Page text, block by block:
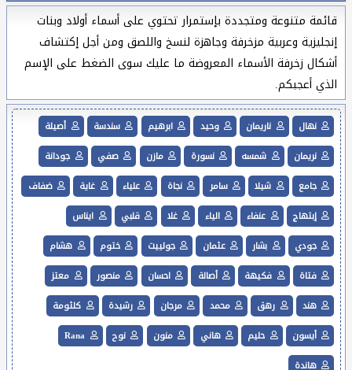
قائمة متنوعة ومتجددة بإستمرار تحتوي على أسماء أولاد وبنات
إنجليزية وعربية مزخرفة وجاهزة لنسخ واللصق ومن أجل إكتشاف
أشكال زخرفة الأسماء المعروضة ما عليك سوى الضغط على الإسم
الذي أعجبكم.
نهال ناريمان وحيد ابرهيم سندسة
أصيلة
نريمان
شمسه نسورة مازن صفي
جودانة
جامع
شيلا سامر نجاة علياء غاية
ضفاف
إبتهاج
عنفاء الياء غلا قلبي
ايناس
جودي
بشار عثمان جولييت ختوم
هشام
فتاة
فكيهة أصالة احسان منصور
معتز
هند
رهق محمد مرجان رشيدة
كلثومة
أيسون
حليم هاني منون نوح
Rana
هاندة